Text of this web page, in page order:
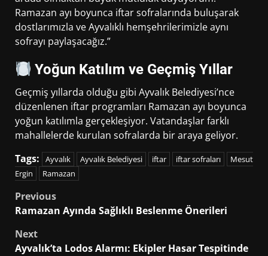
Ramazan ayı boyunca iftar sofralarında buluşarak
dostlarımızla ve Ayvalıklı hemşehrilerimizle aynı
sofrayı paylaşacağız.”
Yoğun Katılım ve Geçmiş Yıllar
Geçmiş yıllarda olduğu gibi Ayvalık Belediyesi’nce
düzenlenen iftar programları Ramazan ayı boyunca
yoğun katılımla gerçekleşiyor. Vatandaşlar farklı
mahallelerde kurulan sofralarda bir araya geliyor.
Tags:
Ayvalık Ayvalık Belediyesi iftar iftar sofraları
Mesut
Ergin
Ramazan
Post
navigation
Previous
Ramazan Ayında Sağlıklı Beslenme Önerileri
Next
Ayvalık’ta Lodos Alarmı: Ekipler Hasar Tespitinde